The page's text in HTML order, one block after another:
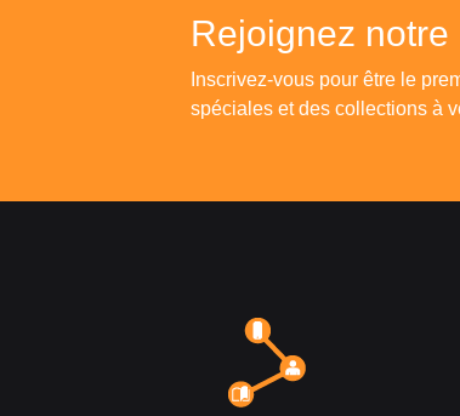
Rejoignez
Inscrivez-vous pour être le
spéciales et des collections à